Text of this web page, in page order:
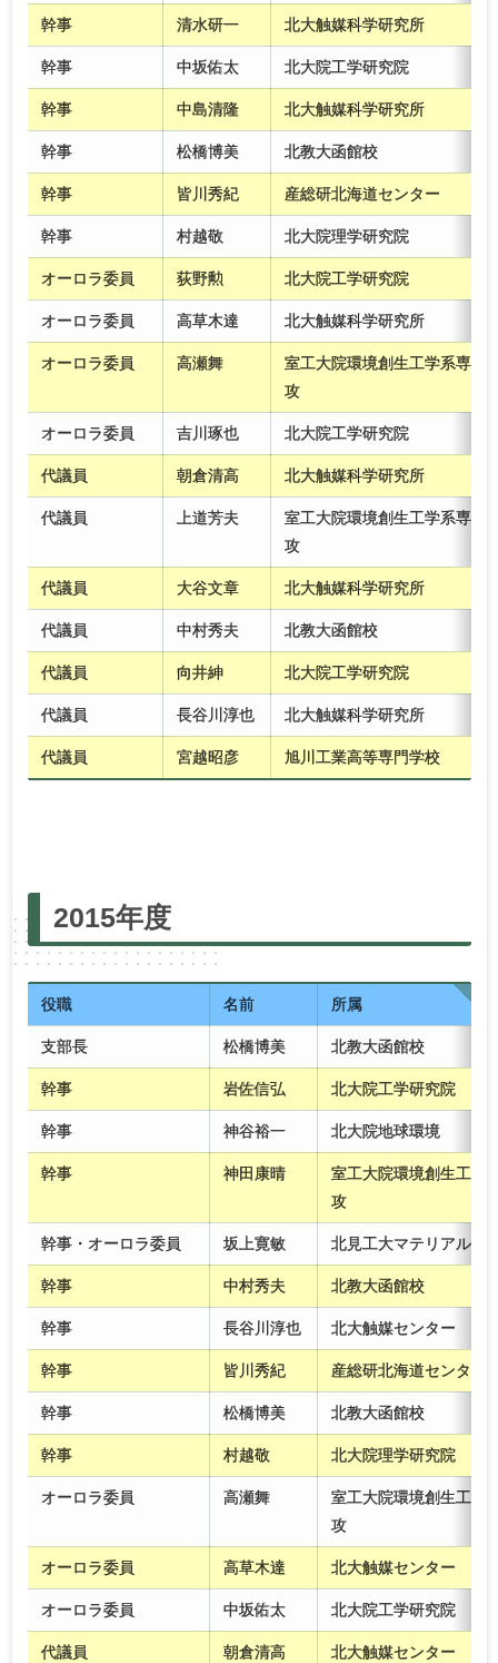
幹事 清水研一 北大触媒科学研究所
幹事 中坂佑太 北大院工学研究院
幹事 中島清隆 北大触媒科学研究所
幹事 松橋博美 北教大函館校
幹事 皆川秀紀 産総研北海道センター
幹事 村越敬 北大院理学研究院
オーロラ委員 荻野勲 北大院工学研究院
オーロラ委員 高草木達 北大触媒科学研究所
オーロラ委員 高瀬舞
室工大院環境創生工学系専
攻
オーロラ委員 吉川琢也 北大院工学研究院
代議員 朝倉清高 北大触媒科学研究所
代議員 上道芳夫
室工大院環境創生工学系専
攻
代議員 大谷文章 北大触媒科学研究所
代議員 中村秀夫 北教大函館校
代議員 向井紳 北大院工学研究院
代議員 長谷川淳也 北大触媒科学研究所
代議員 宮越昭彦 旭川工業高等専門学校
2021年度 2020年度
2017年度 2016年度 2015年度
2013年度 2011年度 2010年度
2015年度
役職 名前 所属
支部長 松橋博美 北教大函館校
幹事 岩佐信弘 北大院工学研究院
幹事 神谷裕一 北大院地球環境
幹事 神田康晴
室工大院環境創生工学
攻
幹事・オーロラ委員 坂上寛敏 北見工大マテリアル工
幹事 中村秀夫 北教大函館校
幹事 長谷川淳也 北大触媒センター
幹事 皆川秀紀 産総研北海道センター
幹事 松橋博美 北教大函館校
幹事 村越敬 北大院理学研究院
オーロラ委員 高瀬舞
室工大院環境創生工学
攻
オーロラ委員 高草木達 北大触媒センター
オーロラ委員 中坂佑太 北大院工学研究院
代議員 朝倉清高 北大触媒センター